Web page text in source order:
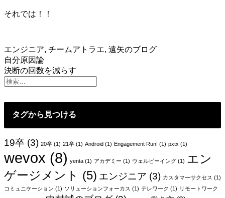
それでは！！
エンジニア, チームアトラエ, 遠矢のブログ
投
稿
ビ
ゲ
ー
シ
ョ
ン
自分原因論
決断の回数を減らす
タグから見つける
19卒 (3) 20卒 (1) 21卒 (1) Android (1) Engagement Run! (1) pxtx (1)
wevox (8) yenta (1) アカデミー (1) ウェルビーイング (1) エン
ゲージメント (5) エンジニア (3) カスタマーサクセス (1)
コミュニケーション (1) ソリューションフォーカス (1) テレワーク (1) リモートワーク